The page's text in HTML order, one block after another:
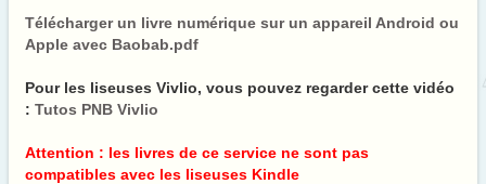
Télécharger un livre numérique sur un appareil Android ou
Apple avec Baobab.pdf
Pour les liseuses Vivlio, vous pouvez regarder cette vidéo
: Tutos PNB Vivlio
Attention : les livres de ce service ne sont pas
compatibles avec les liseuses Kindle